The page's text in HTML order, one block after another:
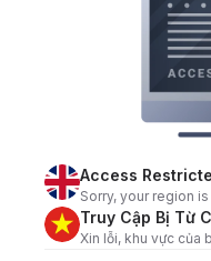
Access
Sorry, your region
Truy Cập Bị Từ
Xin lỗi, khu vực của